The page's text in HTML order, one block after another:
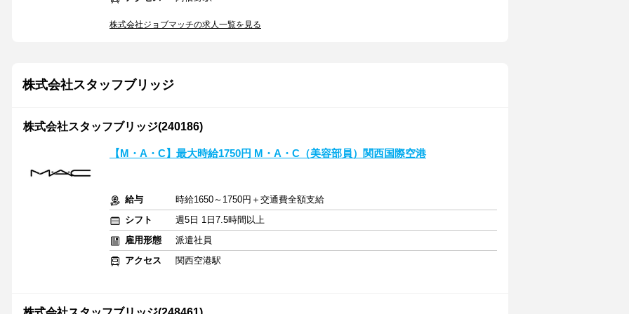
株式会社ジョブマッチの求人一覧を見る
株式会社スタッフブリッジ
株式会社スタッフブリッジ(240186)
【M・A・C】最大時給1750円 M・A・C（美容部員）関西国際空港
給与
時給1650～1750円＋交通費全額支給
シフト
週5日 1日7.5時間以上
雇用形態
派遣社員
アクセス
関西空港駅